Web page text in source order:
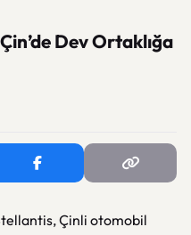
Dev Ortaklığa
Çinli otomobil